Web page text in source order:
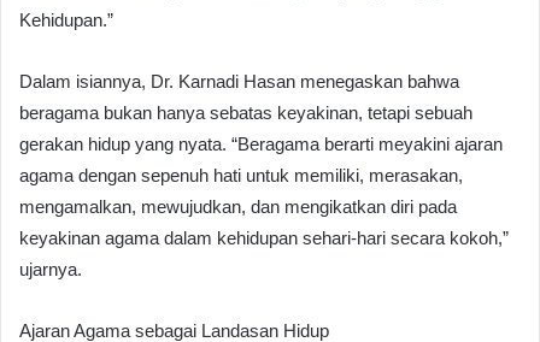
Kehidupan.”
Dalam isiannya, Dr. Karnadi Hasan menegaskan bahwa
beragama bukan hanya sebatas keyakinan, tetapi sebuah
gerakan hidup yang nyata. “Beragama berarti meyakini ajaran
agama dengan sepenuh hati untuk memiliki, merasakan,
mengamalkan, mewujudkan, dan mengikatkan diri pada
keyakinan agama dalam kehidupan sehari-hari secara kokoh,”
ujarnya.
Ajaran Agama sebagai Landasan Hidup